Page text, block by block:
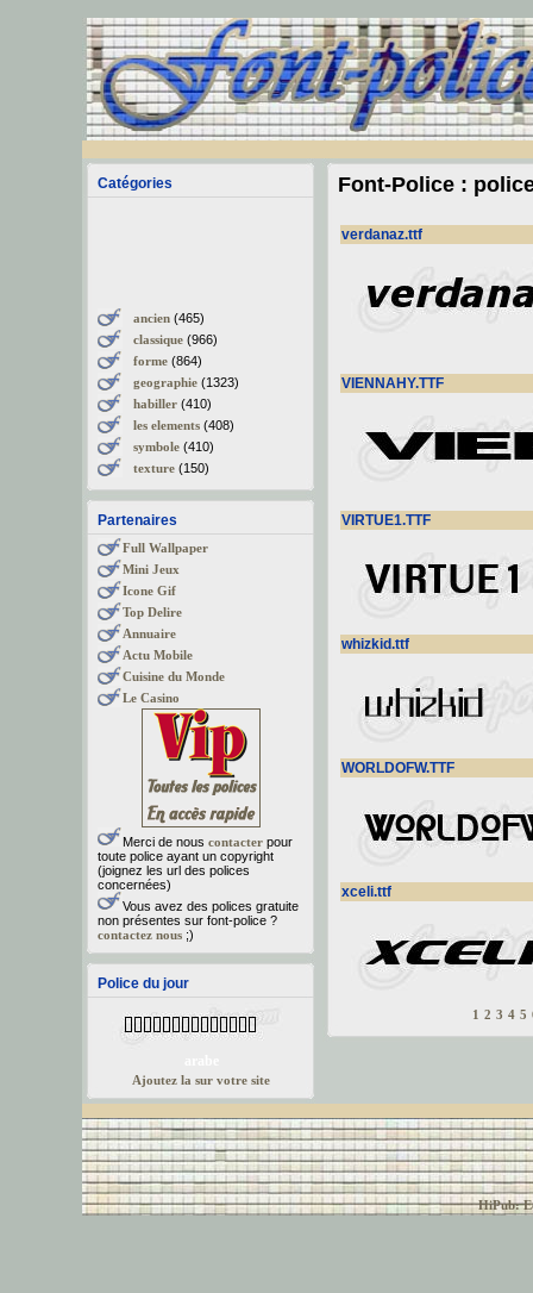
Catégories
ancien(465)
classique(966)
forme(864)
geographie(1323)
habiller(410)
les elements(408)
symbole(410)
texture(150)
Partenaires
Full Wallpaper
Mini Jeux
Icone Gif
Top Delire
Annuaire
Actu Mobile
Cuisine du Monde
Le Casino
Merci de nous contacterpour
toute police ayant un copyright
(joignez les url des polices
concernées)
Vous avez des polices gratuite
non présentes sur font-police ?
contactez nous;)
Police du jour
Ajoutez la sur votre site
Font-Police :
verdanaz.ttf
VIENNAHY.TTF
VIRTUE1.TTF
whizkid.ttf
WORLDOFW.TTF
xceli.ttf
1 2 3 4 5
HiPub: